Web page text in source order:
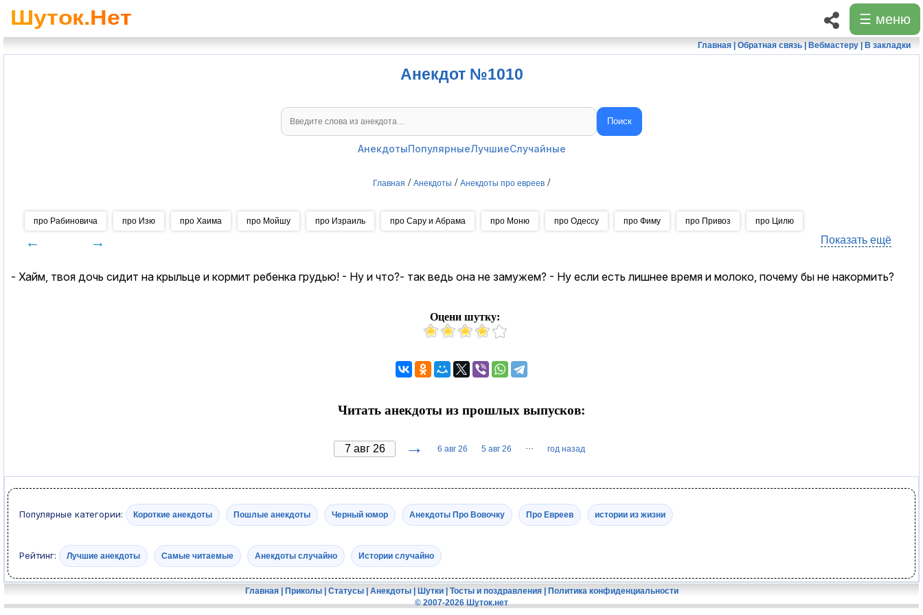
☰ меню
Главная| Обратная связь| Вебмастеру| В закладки
Анекдот №1010
Поиск
АнекдотыПопулярныеЛучшиеСлучайные
Главная / Анекдоты / Анекдоты про евреев /
про Рабиновича про Изю про Хаима про Мойшу про Израиль про Сару и Абрама про Моню про Одессу про Фиму про Привоз про Цилю
← → Показать ещё
- Хайм, твоя дочь сидит на крыльце и кормит ребенка грудью! - Ну и что?- так ведь она не замужем? - Ну если есть лишнее время и молоко, почему бы не накормить?
Оцени шутку:
Читать анекдоты из прошлых выпусков:
→ 6 авг 26 5 авг 26 ··· год назад
Популярные категории: Короткие анекдоты Пошлые анекдоты Черный юмор Анекдоты Про Вовочку Про Евреев истории из жизни
Рейтинг: Лучшие анекдоты Самые читаемые Анекдоты случайно Истории случайно
Главная| Приколы| Статусы| Анекдоты| Шутки| Тосты и поздравления| Политика конфиденциальности
© 2007-2026 Шуток.нет